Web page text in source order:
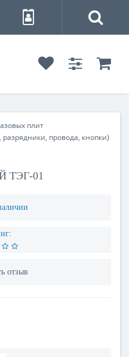
плит
разрядники, провода, кнопки)
ТЭГ-01
отзыв